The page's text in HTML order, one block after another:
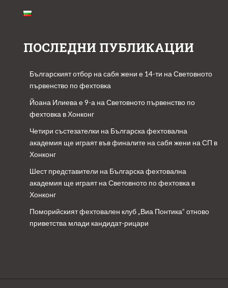
ПОСЛЕДНИ ПУБЛИКАЦИИ
Българският отбор на сабя жени е 14-ти на Световното
първенство по фехтовка
Йоана Илиева е 9-а на Световното първенство по
фехтовка в Хонконг
Четири състезателки на Българска фехтовална
академия ще играят във финалите на сабя жени на СП в
Хонконг
Шест представители на Българска фехтовална
академия ще играят на Световното по фехтовка в
Хонконг
Поморийският фехтовален клуб „Виа Понтика” отново
приветства млади кандидат-рицари